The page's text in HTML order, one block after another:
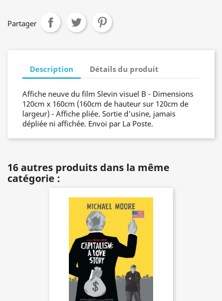
Partager
Description Détails du produit
Affiche neuve du film Slevin visuel B - Dimensions
120cm x 160cm (160cm de hauteur sur 120cm de
largeur) - Affiche pliée. Sortie d'usine, jamais
dépliée ni affichée. Envoi par La Poste.
16 autres produits dans la même
catégorie :